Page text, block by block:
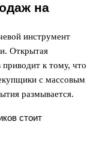
на
инструмент
Открытая
приводит к тому, что
с массовым
размывается.
стоит